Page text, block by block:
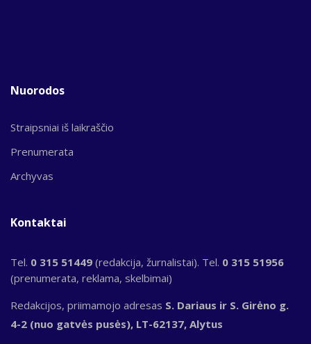
Nuorodos
Straipsniai iš laikraščio
Prenumerata
Archyvas
Kontaktai
Tel. 0 315 51449 (redakcija, žurnalistai). Tel. 0 315 51956
(prenumerata, reklama, skelbimai)
Redakcijos, priimamojo adresas S. Dariaus ir S. Girėno g.
4-2 (nuo gatvės pusės), LT-62137, Alytus